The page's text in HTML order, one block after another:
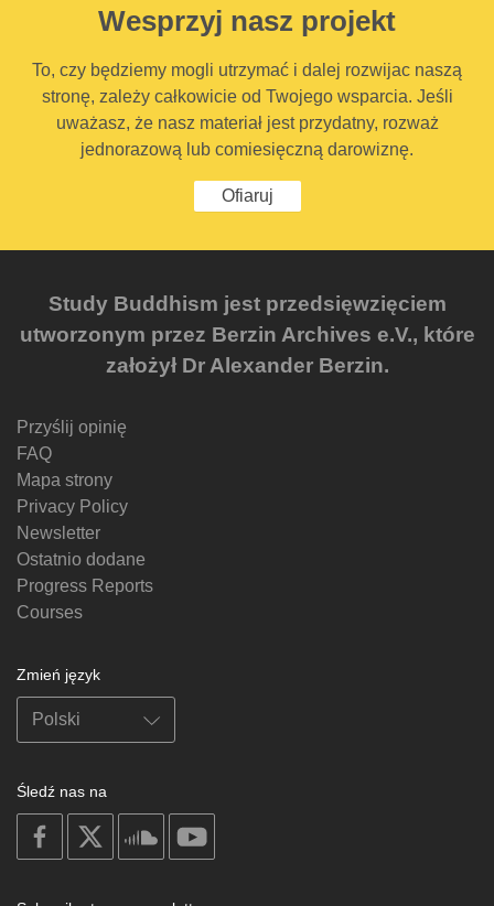
Wesprzyj nasz projekt
To, czy będziemy mogli utrzymać i dalej rozwijac naszą
stronę, zależy całkowicie od Twojego wsparcia. Jeśli
uważasz, że nasz materiał jest przydatny, rozważ
jednorazową lub comiesięczną darowiznę.
Ofiaruj
Study Buddhism jest przedsięwzięciem
utworzonym przez Berzin Archives e.V., które
założył Dr Alexander Berzin.
Przyślij opinię
FAQ
Mapa strony
Privacy Policy
Newsletter
Ostatnio dodane
Progress Reports
Courses
Zmień język
Śledź nas na
on
facebook
soundcloud